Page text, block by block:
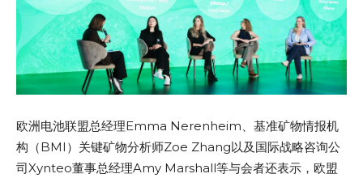
欧洲电池联盟总经理Emma Nerenheim、基准矿物情报机
构（BMI）关键矿物分析师Zoe Zhang以及国际战略咨询公
司Xynteo董事总经理Amy Marshall等与会者还表示，欧盟